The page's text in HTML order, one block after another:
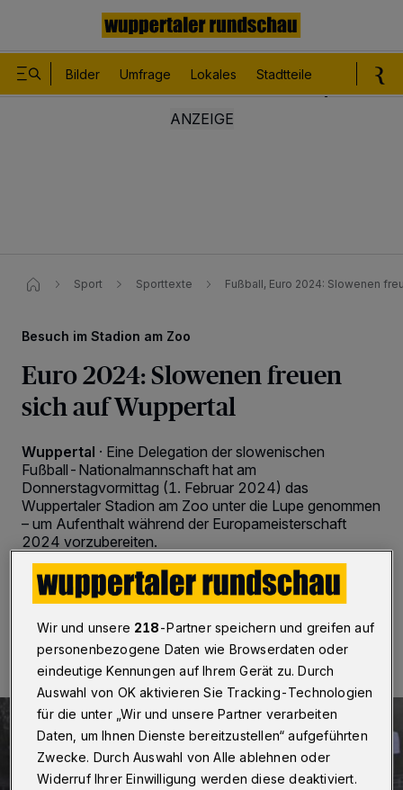
Bilder Umfrage Lokales Stadtteile
Sport Sporttexte Fußball, Euro 2024: Slowenen
Besuch im Stadion am Zoo
Euro 2024: Slowenen freuen
sich auf Wuppertal
Wuppertal · Eine Delegation der slowenischen
Fußball-Nationalmannschaft hat am
Donnerstagvormittag (1. Februar 2024) das
Wuppertaler Stadion am Zoo unter die Lupe genommen
– um Aufenthalt während der Europameisterschaft
2024 vorzubereiten.
Wir und unsere 218-Partner speichern und greifen auf
personenbezogene Daten wie Browserdaten oder
eindeutige Kennungen auf Ihrem Gerät zu. Durch
Auswahl von OK aktivieren Sie Tracking-Technologien
für die unter „Wir und unsere Partner verarbeiten
Daten, um Ihnen Dienste bereitzustellen“ aufgeführten
Zwecke. Durch Auswahl von Alle ablehnen oder
Widerruf Ihrer Einwilligung werden diese deaktiviert.